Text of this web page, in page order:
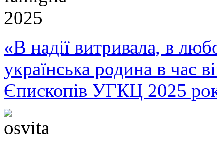
«В надії витривала, в
українська родина в час
Єпископів УГКЦ 2025